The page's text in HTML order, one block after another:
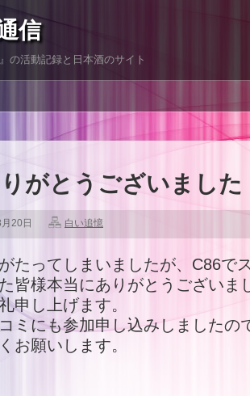
信
の活動記録と日本酒のサイト
がとうございました
20日 白い追憶
たってしまいましたが、C86で
皆様本当にありがとうございま
申し上げます。
ミにも参加申し込みしましたの
お願いします。